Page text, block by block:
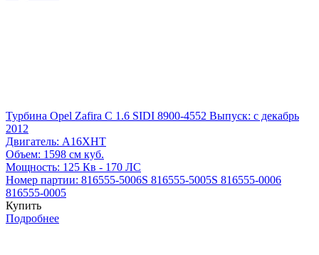
Турбина Opel Zafira C 1.6 SIDI 8900-4552 Выпуск: с декабрь
2012
Двигатель: A16XHT
Объем: 1598 см куб.
Мощность: 125 Кв - 170 ЛС
Номер партии: 816555-5006S 816555-5005S 816555-0006
816555-0005
Купить
Подробнее